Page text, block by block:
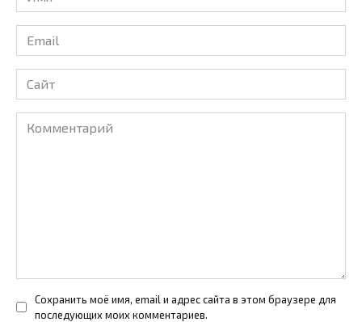
*
Email
*
Сайт
Комментарий
Сохранить моё имя, email и адрес сайта в этом браузере для
последующих моих комментариев.